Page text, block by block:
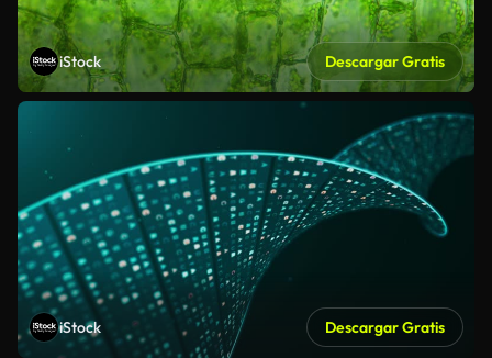
iStock Descargar Gratis
iStock Descargar Gratis